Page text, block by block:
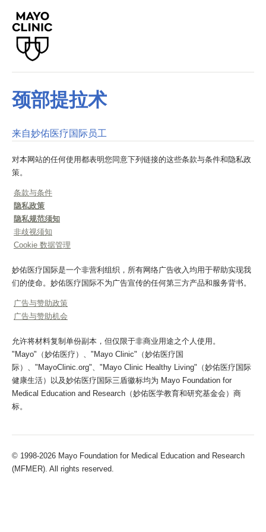
颈部提拉术
来自妙佑医疗国际员工
对本网站的任何使用都表明您同意下列链接的这些条款与条件和隐私政
策。
条款与条件
隐私政策
隐私规范须知
非歧视须知
Cookie 数据管理
妙佑医疗国际是一个非营利组织，所有网络广告收入均用于帮助实现我
们的使命。妙佑医疗国际不为广告宣传的任何第三方产品和服务背书。
广告与赞助政策
广告与赞助机会
允许将材料复制单份副本，但仅限于非商业用途之个人使用。
"Mayo"（妙佑医疗）、"Mayo Clinic"（妙佑医疗国
际）、"MayoClinic.org"、"Mayo Clinic Healthy Living"（妙佑医疗国际
健康生活）以及妙佑医疗国际三盾徽标均为 Mayo Foundation for
Medical Education and Research（妙佑医学教育和研究基金会）商
标。
© 1998-2026 Mayo Foundation for Medical Education and Research
(MFMER). All rights reserved.